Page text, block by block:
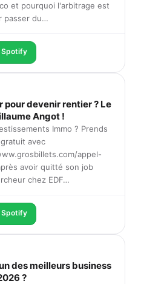
et pourquoi l'arbitrage est
passer du…
Spotify
devenir rentier ? Le
Angot !
Immo ? Prends
avec
appel-
avoir quitté son job
chez EDF…
Spotify
des meilleurs business
?